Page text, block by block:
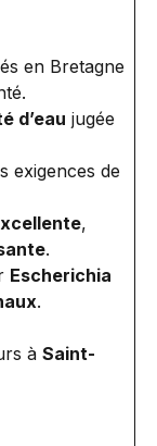
en Bretagne
d’eau jugée
exigences de
,
.
Escherichia
.
à Saint-